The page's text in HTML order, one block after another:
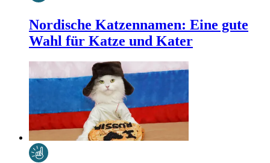
Nordische Katzennamen: Eine gute
Wahl für Katze und Kater